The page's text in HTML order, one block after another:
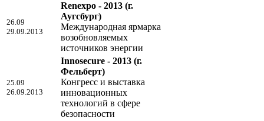
26.09
29.09.2013
Renexpo - 2013 (г.
Аугсбург)
Международная ярмарка
возобновляемых
источников энергии
25.09
26.09.2013
Innosecure - 2013 (г.
Фельберт)
Конгресс и выставка
инновационных
технологий в сфере
безопасности